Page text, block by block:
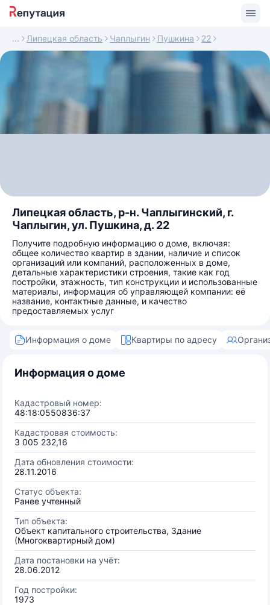
Липецкая область Чаплыгин Пушкина 22
Липецкая область, р-н. Чаплыгинский, г.
Чаплыгин, ул. Пушкина, д. 22
Получите подробную информацию о доме, включая:
общее количество квартир в здании, наличие и список
организаций или компаний, расположенных в доме,
детальные характеристики строения, такие как год
постройки, этажность, тип конструкции и использованные
материалы, информация об управляющей компании: её
название, контактные данные, и качество
предоставляемых услуг
Информация о доме Квартиры по адресу
Информация о доме
Кадастровый номер:
48:18:0550836:37
Кадастровая стоимость:
3 005 232,16
Дата обновления стоимости:
28.11.2016
Статус объекта:
Ранее учтенный
Тип объекта:
Объект капитального строительства, Здание
(Многоквартирный дом)
Дата постановки на учёт:
28.06.2012
Год постройки:
1973